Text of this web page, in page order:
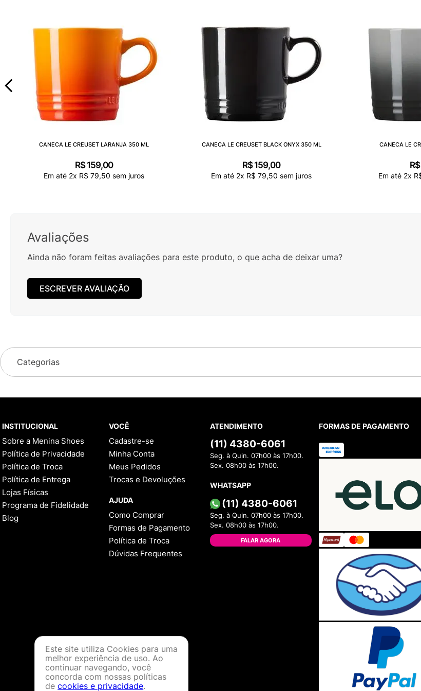
CANECA LE CREUSET LARANJA 350 ML
R$ 159,00
Em até 2x R$ 79,50 sem juros
CANECA LE CREUSET BLACK ONYX 350 ML
R$ 159,00
Em até 2x R$ 79,50 sem juros
CANECA LE
R$
Em até 2x
Avaliações
Ainda não foram feitas avaliações para este produto, o que acha de deixar uma?
ESCREVER AVALIAÇÃO
Categorias
INSTITUCIONAL
Sobre a Menina Shoes
Política de Privacidade
Política de Troca
Política de Entrega
Lojas Físicas
Programa de Fidelidade
Blog
VOCÊ
Cadastre-se
Minha Conta
Meus Pedidos
Trocas e Devoluções
AJUDA
Como Comprar
Formas de Pagamento
Política de Troca
Dúvidas Frequentes
ATENDIMENTO
(11) 4380-6061
Seg. à Quin. 07h00 às 17h00.
Sex. 08h00 às 17h00.
WHATSAPP
(11) 4380-6061
Seg. à Quin. 07h00 às 17h00.
Sex. 08h00 às 17h00.
FALAR AGORA
FORMAS DE PAGAMENTO
Este site utiliza Cookies para uma
melhor experiência de uso. Ao
continuar navegando, você
concorda com nossas políticas
decookies e privacidade.